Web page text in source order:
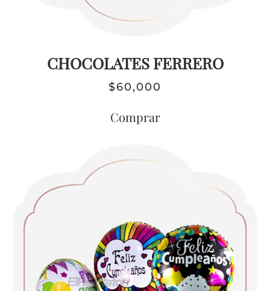
CHOCOLATES FERRERO
$60,000
Comprar